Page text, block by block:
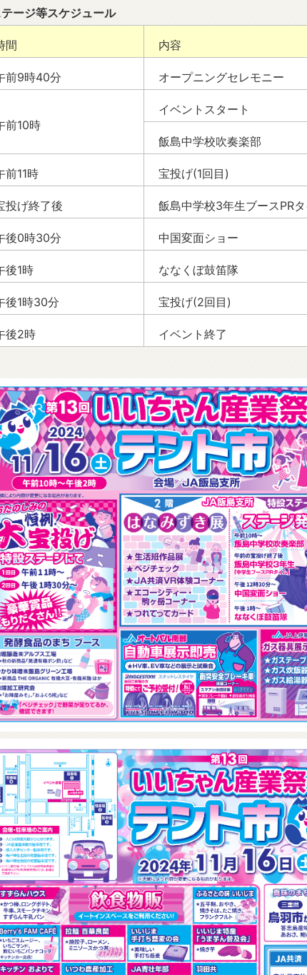
ージ等スケジュール
間 内容
前9時40分 オープニングセレモニー
前10時
イベントスタート
飯島中学校吹奏楽部
前11時 宝投げ(1回目)
投げ終了後 飯島中学校3年生ブースPR
後0時30分 中国変面ショー
後1時 ななくぼ鼓笛隊
後1時30分 宝投げ(2回目)
後2時 イベント終了